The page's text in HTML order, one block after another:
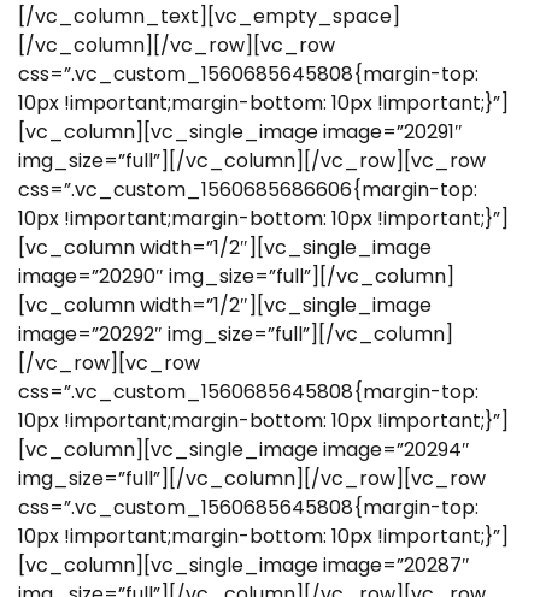
[/vc_column_text][vc_empty_space]
[/vc_column][/vc_row][vc_row
css=”.vc_custom_1560685645808{margin-top:
10px !important;margin-bottom: 10px !important;}”]
[vc_column][vc_single_image image=”20291″
img_size=”full”][/vc_column][/vc_row][vc_row
css=”.vc_custom_1560685686606{margin-top:
10px !important;margin-bottom: 10px !important;}”]
[vc_column width=”1/2″][vc_single_image
image=”20290″ img_size=”full”][/vc_column]
[vc_column width=”1/2″][vc_single_image
image=”20292″ img_size=”full”][/vc_column]
[/vc_row][vc_row
css=”.vc_custom_1560685645808{margin-top:
10px !important;margin-bottom: 10px !important;}”]
[vc_column][vc_single_image image=”20294″
img_size=”full”][/vc_column][/vc_row][vc_row
css=”.vc_custom_1560685645808{margin-top:
10px !important;margin-bottom: 10px !important;}”]
[vc_column][vc_single_image image=”20287″